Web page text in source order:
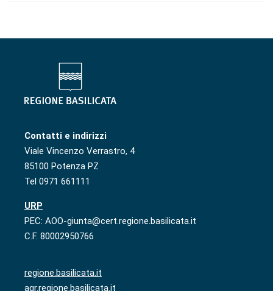
Contatti e indirizzi
Viale Vincenzo Verrastro, 4
85100 Potenza PZ
Tel 0971 661111
URP
PEC: AOO-giunta@cert.regione.basilicata.it
C.F. 80002950766
regione.basilicata.it
agr.regione.basilicata.it